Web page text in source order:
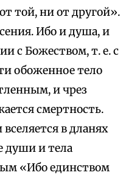
той, ни от другой».
Ибо и душа, и
с Божеством, т. е. с
обоженное тело
и чрез
смертность.
в дланях
души и тела
«Ибо единством